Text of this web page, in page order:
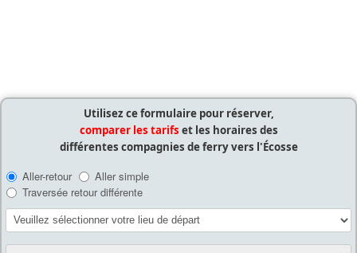
Utilisez ce formulaire pour réserver,
comparer les tarifs et les horaires des
différentes compagnies de ferry vers l'Écosse